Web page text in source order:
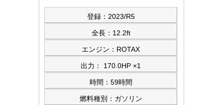
登録：2023/R5
全長：12.2ft
エンジン：ROTAX
出力： 170.0HP ×1
時間：59時間
燃料種別：ガソリン